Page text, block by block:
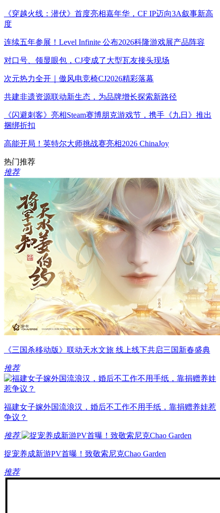
《穿越火线：潜伏》首度亮相嘉年华，CF IP迈向3A叙事新高
度
连续五年参展！Level Infinite 公布2026科隆游戏展产品阵容
对口号、领显眼包，CJ变成了大型瓦友接头现场
次元热力全开｜傲风电竞椅CJ2026精彩落幕
共建非遗资源联动新生态，为品牌增长探索新路径
《闪避刺客》亮相Steam赛博朋克游戏节，携手《九日》推出
捆绑折扣
高能开局！英特尔大师挑战赛亮相2026 ChinaJoy
热门推荐
推荐
《三国杀移动版》联动天水文旅 线上线下共启三国新春盛典
推荐
福建女子嫁外国流浪汉，婚后不工作不用手纸，靠捐赠养娃惹
争议？
推荐
捉宠养成新游PV首曝！致敬索尼克Chao Garden
推荐